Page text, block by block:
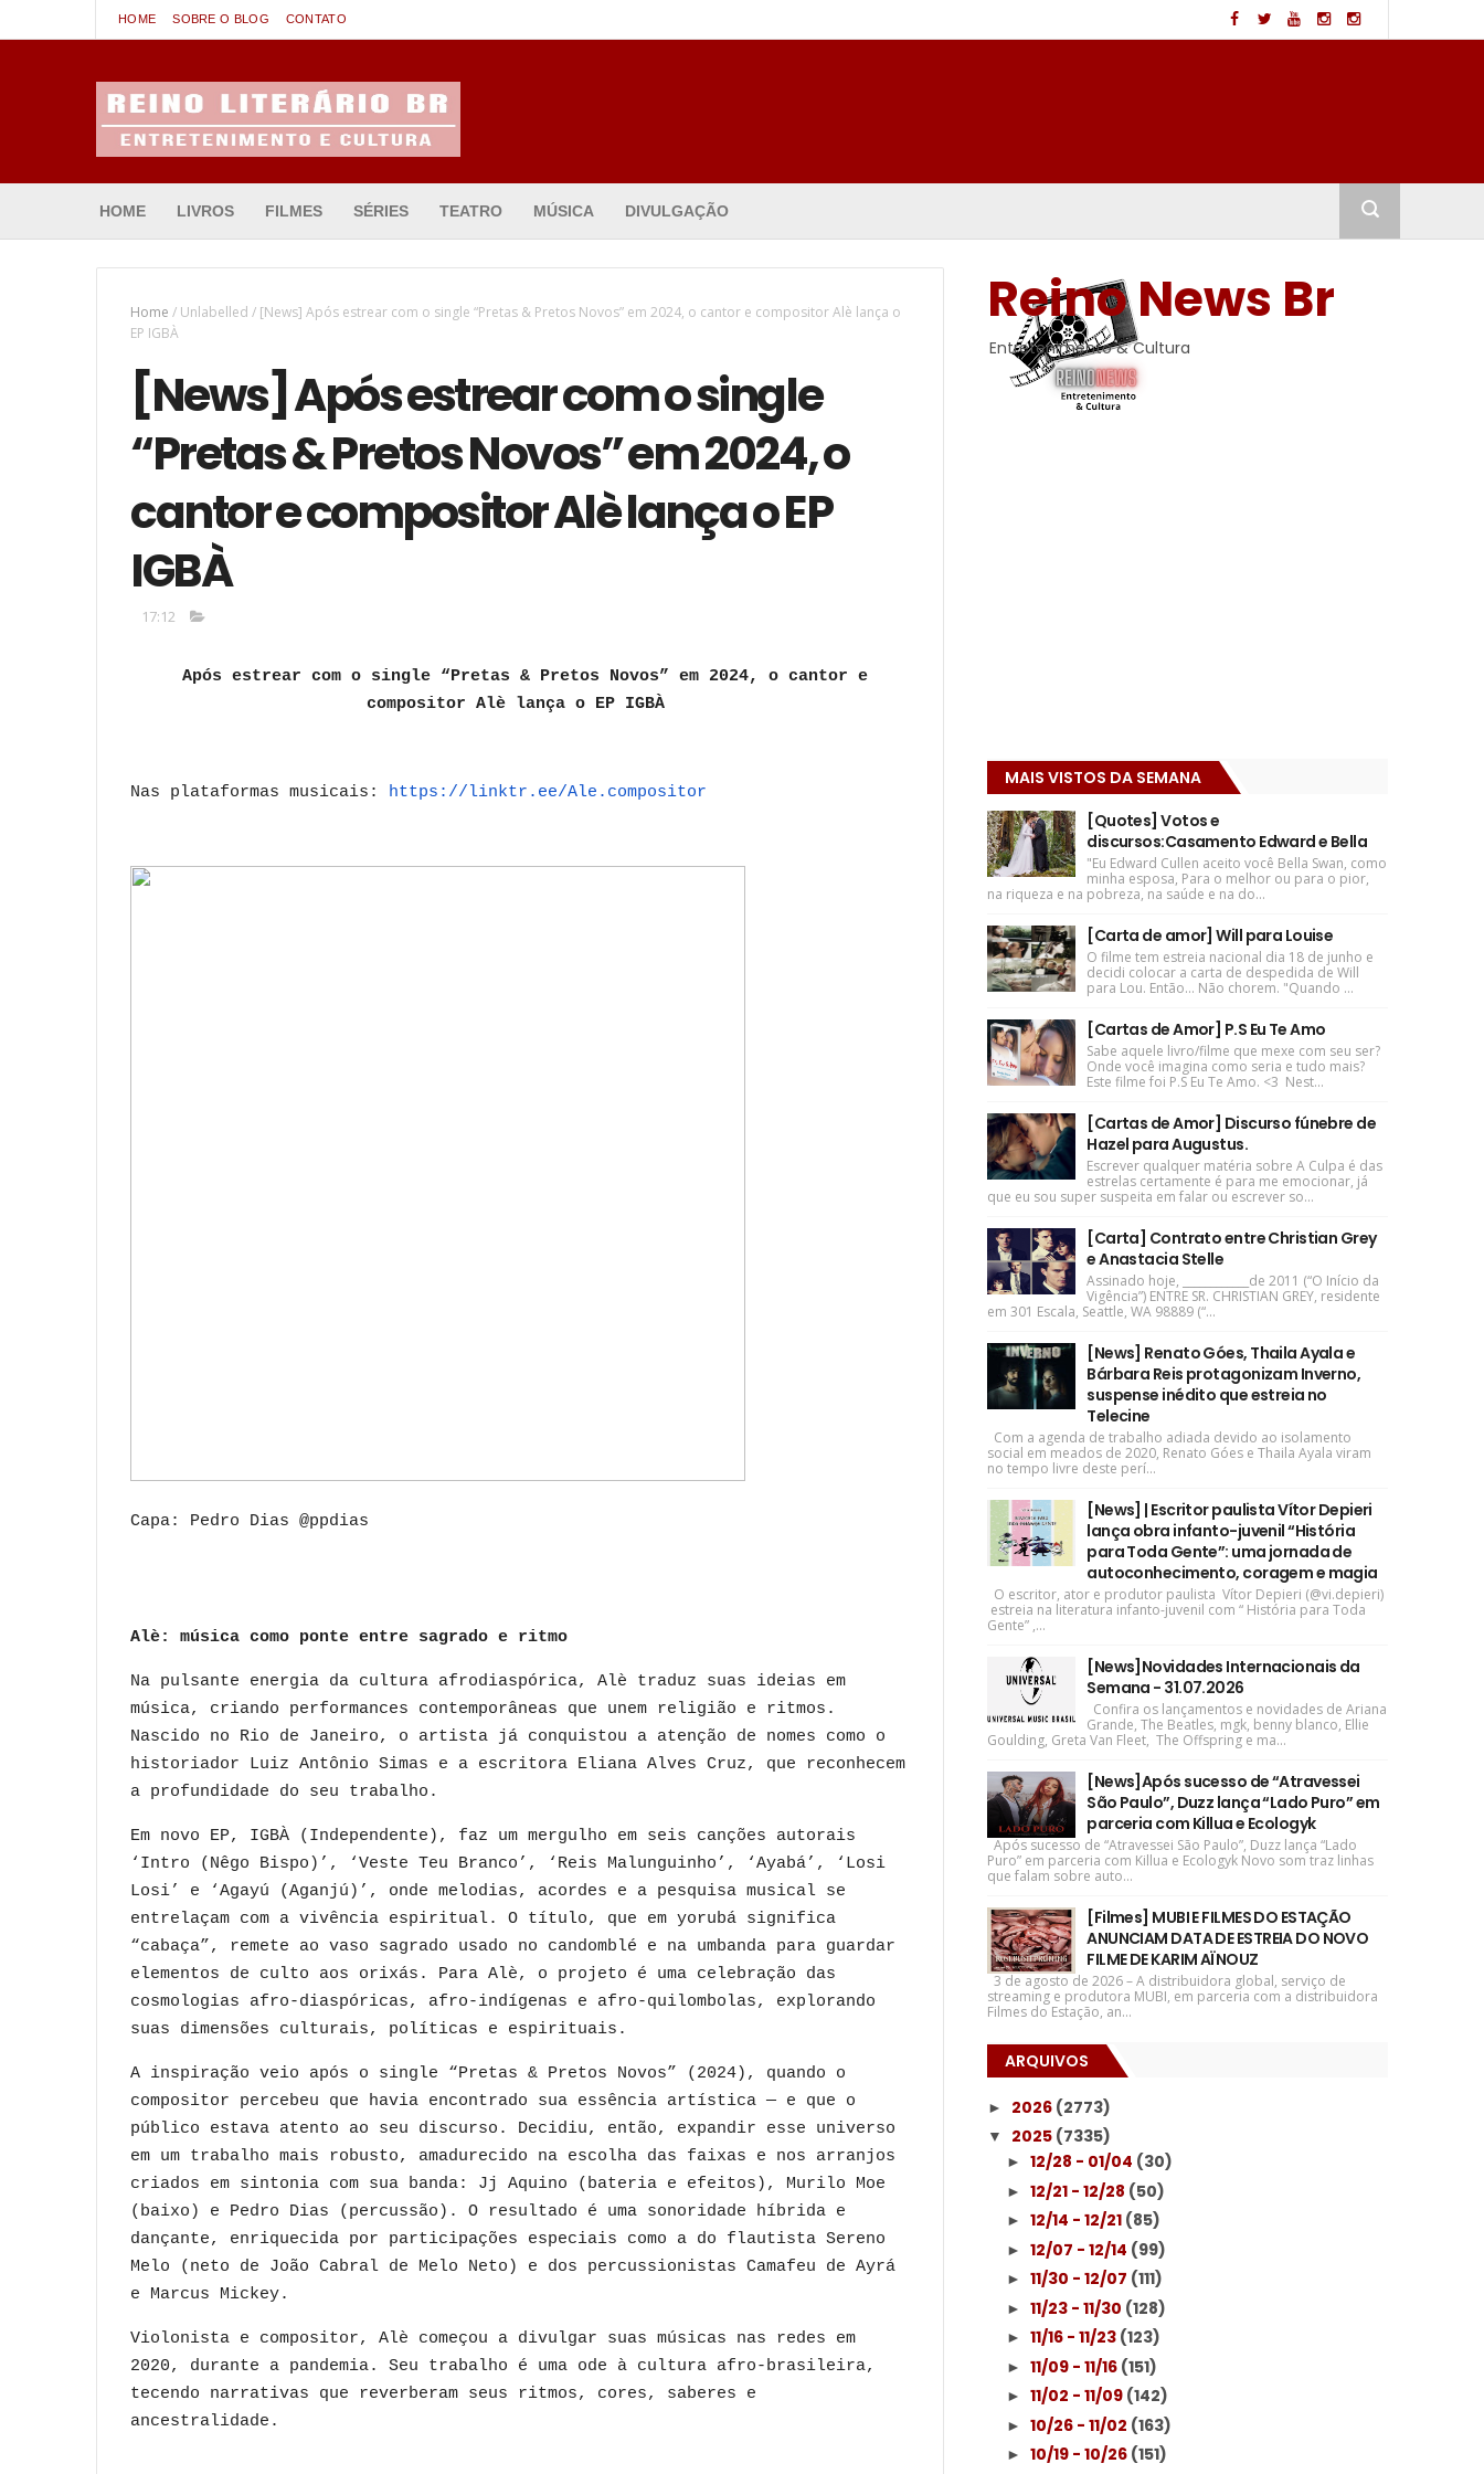
HOME SOBRE O BLOG CONTATO
HOME LIVROS FILMES SÉRIES TEATRO MÚSICA DIVULGAÇÃO
Home / Unlabelled / [News] Após estrear com o single “Pretas & Pretos Novos” em 2024, o cantor e compositor Alè lança o
EP IGBÀ
[News] Após estrear com o single
“Pretas & Pretos Novos” em 2024, o
cantor e compositor Alè lança o EP
IGBÀ
17:12
Após estrear com o single “Pretas & Pretos Novos” em 2024, o cantor e
compositor Alè lança o EP IGBÀ
Nas plataformas musicais: https://linktr.ee/Ale.compositor
Capa: Pedro Dias @ppdias
Alè: música como ponte entre sagrado e ritmo
Na pulsante energia da cultura afrodiaspórica, Alè traduz suas ideias em
música, criando performances contemporâneas que unem religião e ritmos.
Nascido no Rio de Janeiro, o artista já conquistou a atenção de nomes como o
historiador Luiz Antônio Simas e a escritora Eliana Alves Cruz, que reconhecem
a profundidade do seu trabalho.
Em novo EP, IGBÀ (Independente) , faz um mergulho em seis canções autorais
‘Intro (Nêgo Bispo)’, ‘Veste Teu Branco’, ‘Reis Malunguinho’, ‘Ayabá’, ‘Losi
Losi’ e ‘Agayú (Aganjú)’, onde melodias, acordes e a pesquisa musical se
entrelaçam com a vivência espiritual. O título, que em yorubá significa
“cabaça”, remete ao vaso sagrado usado no candomblé e na umbanda para guardar
elementos de culto aos orixás. Para Alè, o projeto é uma celebração das
cosmologias afro-diaspóricas, afro-indígenas e afro-quilombolas, explorando
suas dimensões culturais, políticas e espirituais.
A inspiração veio após o single “Pretas & Pretos Novos” (2024), quando o
compositor percebeu que havia encontrado sua essência artística — e que o
público estava atento ao seu discurso. Decidiu, então, expandir esse universo
em um trabalho mais robusto, amadurecido na escolha das faixas e nos arranjos
criados em sintonia com sua banda: Jj Aquino (bateria e efeitos), Murilo Moe
(baixo) e Pedro Dias (percussão). O resultado é uma sonoridade híbrida e
dançante, enriquecida por participações especiais como a do flautista Sereno
Melo (neto de João Cabral de Melo Neto) e dos percussionistas Camafeu de Ayrá
e Marcus Mickey.
Violonista e compositor, Alè começou a divulgar suas músicas nas redes em
2020, durante a pandemia. Seu trabalho é uma ode à cultura afro-brasileira,
tecendo narrativas que reverberam seus ritmos, cores, saberes e
ancestralidade.
Reino News Br
Entretenimento & Cultura
MAIS VISTOS DA SEMANA
[Quotes] Votos e
discursos:Casamento Edward e Bella
"Eu Edward Cullen aceito você Bella Swan, como
minha esposa, Para o melhor ou para o pior,
na riqueza e na pobreza, na saúde e na do...
[Carta de amor] Will para Louise
O filme tem estreia nacional dia 18 de junho e
decidi colocar a carta de despedida de Will
para Lou. Então... Não chorem. "Quando ...
[Cartas de Amor] P.S Eu Te Amo
Sabe aquele livro/filme que mexe com seu ser?
Onde você imagina como seria e tudo mais?
Este filme foi P.S Eu Te Amo. <3 Nest...
[Cartas de Amor] Discurso fúnebre de
Hazel para Augustus.
Escrever qualquer matéria sobre A Culpa é das
estrelas certamente é para me emocionar, já
que eu sou super suspeita em falar ou escrever so...
[Carta] Contrato entre Christian Grey
e Anastacia Stelle
Assinado hoje, ____________de 2011 (“O Início da
Vigência”) ENTRE SR. CHRISTIAN GREY, residente
em 301 Escala, Seattle, WA 98889 (“...
[News] Renato Góes, Thaila Ayala e
Bárbara Reis protagonizam Inverno,
suspense inédito que estreia no
Telecine
Com a agenda de trabalho adiada devido ao isolamento
social em meados de 2020, Renato Góes e Thaila Ayala viram
no tempo livre deste perí...
[News] | Escritor paulista Vítor Depieri
lança obra infanto-juvenil “História
para Toda Gente”: uma jornada de
autoconhecimento, coragem e magia
O escritor, ator e produtor paulista Vítor Depieri (@vi.depieri)
estreia na literatura infanto-juvenil com “ História para Toda
Gente” ,...
[News]Novidades Internacionais da
Semana - 31.07.2026
Confira os lançamentos e novidades de Ariana
Grande, The Beatles, mgk, benny blanco, Ellie
Goulding, Greta Van Fleet, The Offspring e ma...
[News]Após sucesso de “Atravessei
São Paulo”, Duzz lança “Lado Puro” em
parceria com Killua e Ecologyk
Após sucesso de “Atravessei São Paulo”, Duzz lança “Lado
Puro” em parceria com Killua e Ecologyk Novo som traz linhas
que falam sobre auto...
[Filmes] MUBI E FILMES DO ESTAÇÃO
ANUNCIAM DATA DE ESTREIA DO NOVO
FILME DE KARIM AÏNOUZ
3 de agosto de 2026 – A distribuidora global, serviço de
streaming e produtora MUBI, em parceria com a distribuidora
Filmes do Estação, an...
ARQUIVOS
► 2026 (2773)
▼ 2025 (7335)
►12/28 - 01/04 (30)
►12/21 - 12/28 (50)
►12/14 - 12/21 (85)
►12/07 - 12/14 (99)
►11/30 - 12/07 (111)
►11/23 - 11/30 (128)
►11/16 - 11/23 (123)
►11/09 - 11/16 (151)
►11/02 - 11/09 (142)
►10/26 - 11/02 (163)
►10/19 - 10/26 (151)